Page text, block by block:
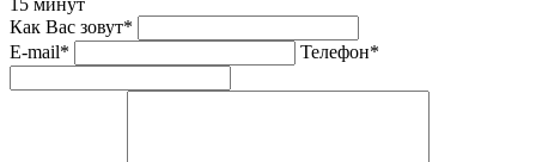
Как Вас зовут*
E-mail*
Телефон*